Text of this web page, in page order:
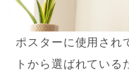
ポスターに使用され
トから選ばれてい